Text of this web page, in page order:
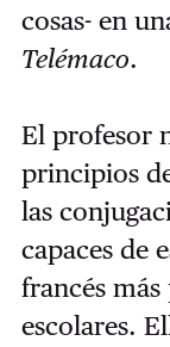
cosas- en
Telémaco.
El profesor
principios
las
capaces de
francés
escolares.